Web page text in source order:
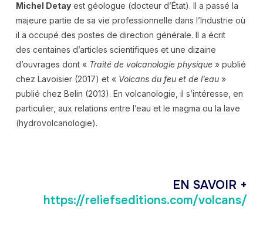
Michel Detayest géologue (docteur d’État). Il a passé la
majeure partie de sa vie professionnelle dans l’Industrie où
il a occupé des postes de direction générale. Il a écrit
des centaines d’articles scientifiques et une dizaine
d’ouvrages dont « Traité de volcanologie physique» publié
chez Lavoisier (2017) et « Volcans du feu et de l’eau»
publié chez Belin (2013). En volcanologie, il s’intéresse, en
particulier, aux relations entre l’eau et le magma ou la lave
(hydrovolcanologie).
EN SAVOIR +
https://reliefseditions.com/volcans/